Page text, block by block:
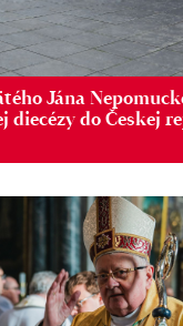
Jána
diecézy do Českej